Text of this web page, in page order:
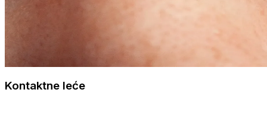
Kontaktne leće